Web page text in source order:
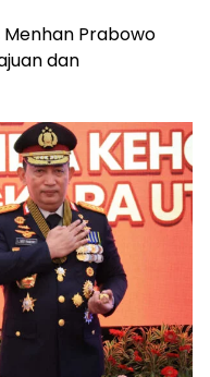
Prabowo
dan